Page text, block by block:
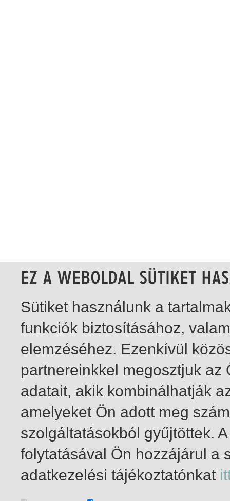
1-5 / insgesamt 5 Treffer
Sütiket használunk a
funkciók biztosításához,
elemzéséhez. Ezenkívül
partnereinkkel megosztjuk
adatait, akik kombinálhatják
amelyeket Ön adott meg
szolgáltatásokból gyűjtöttek.
folytatásával Ön hozzájárul a
adatkezelési tájékoztatónkat